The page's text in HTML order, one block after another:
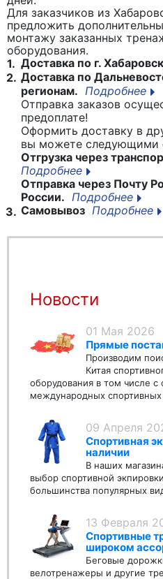
Для заказчиков из
предложить
монтажу заказанных
оборудования.
1. Доставка по г.
2. Доставка по
регионам. Подробнее
Отправка заказов
предоплате!
Оформить доставку в
вы можете следующими
Отгрузка через
Подробнее
Отправка через Почту
России. Подробнее
3. Самовывоз Подробнее
Новости
01 Мая 2026
Прямые
Производим
Китая
оборудования в том числе с
международных
09 Апреля
Спортивная
наличии
В наших
выбор спортивной
большинства популярных
13 Февраля
Спортивные
широком
Беговые
велотренажеры и другие